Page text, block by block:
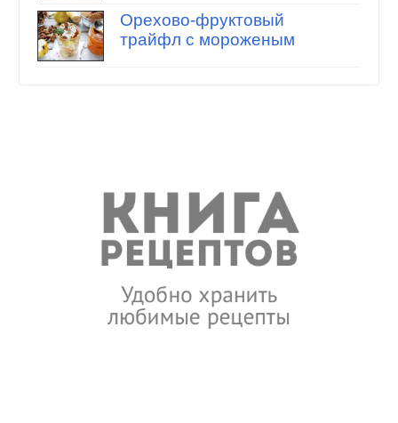
Орехово-фруктовый
трайфл с мороженым